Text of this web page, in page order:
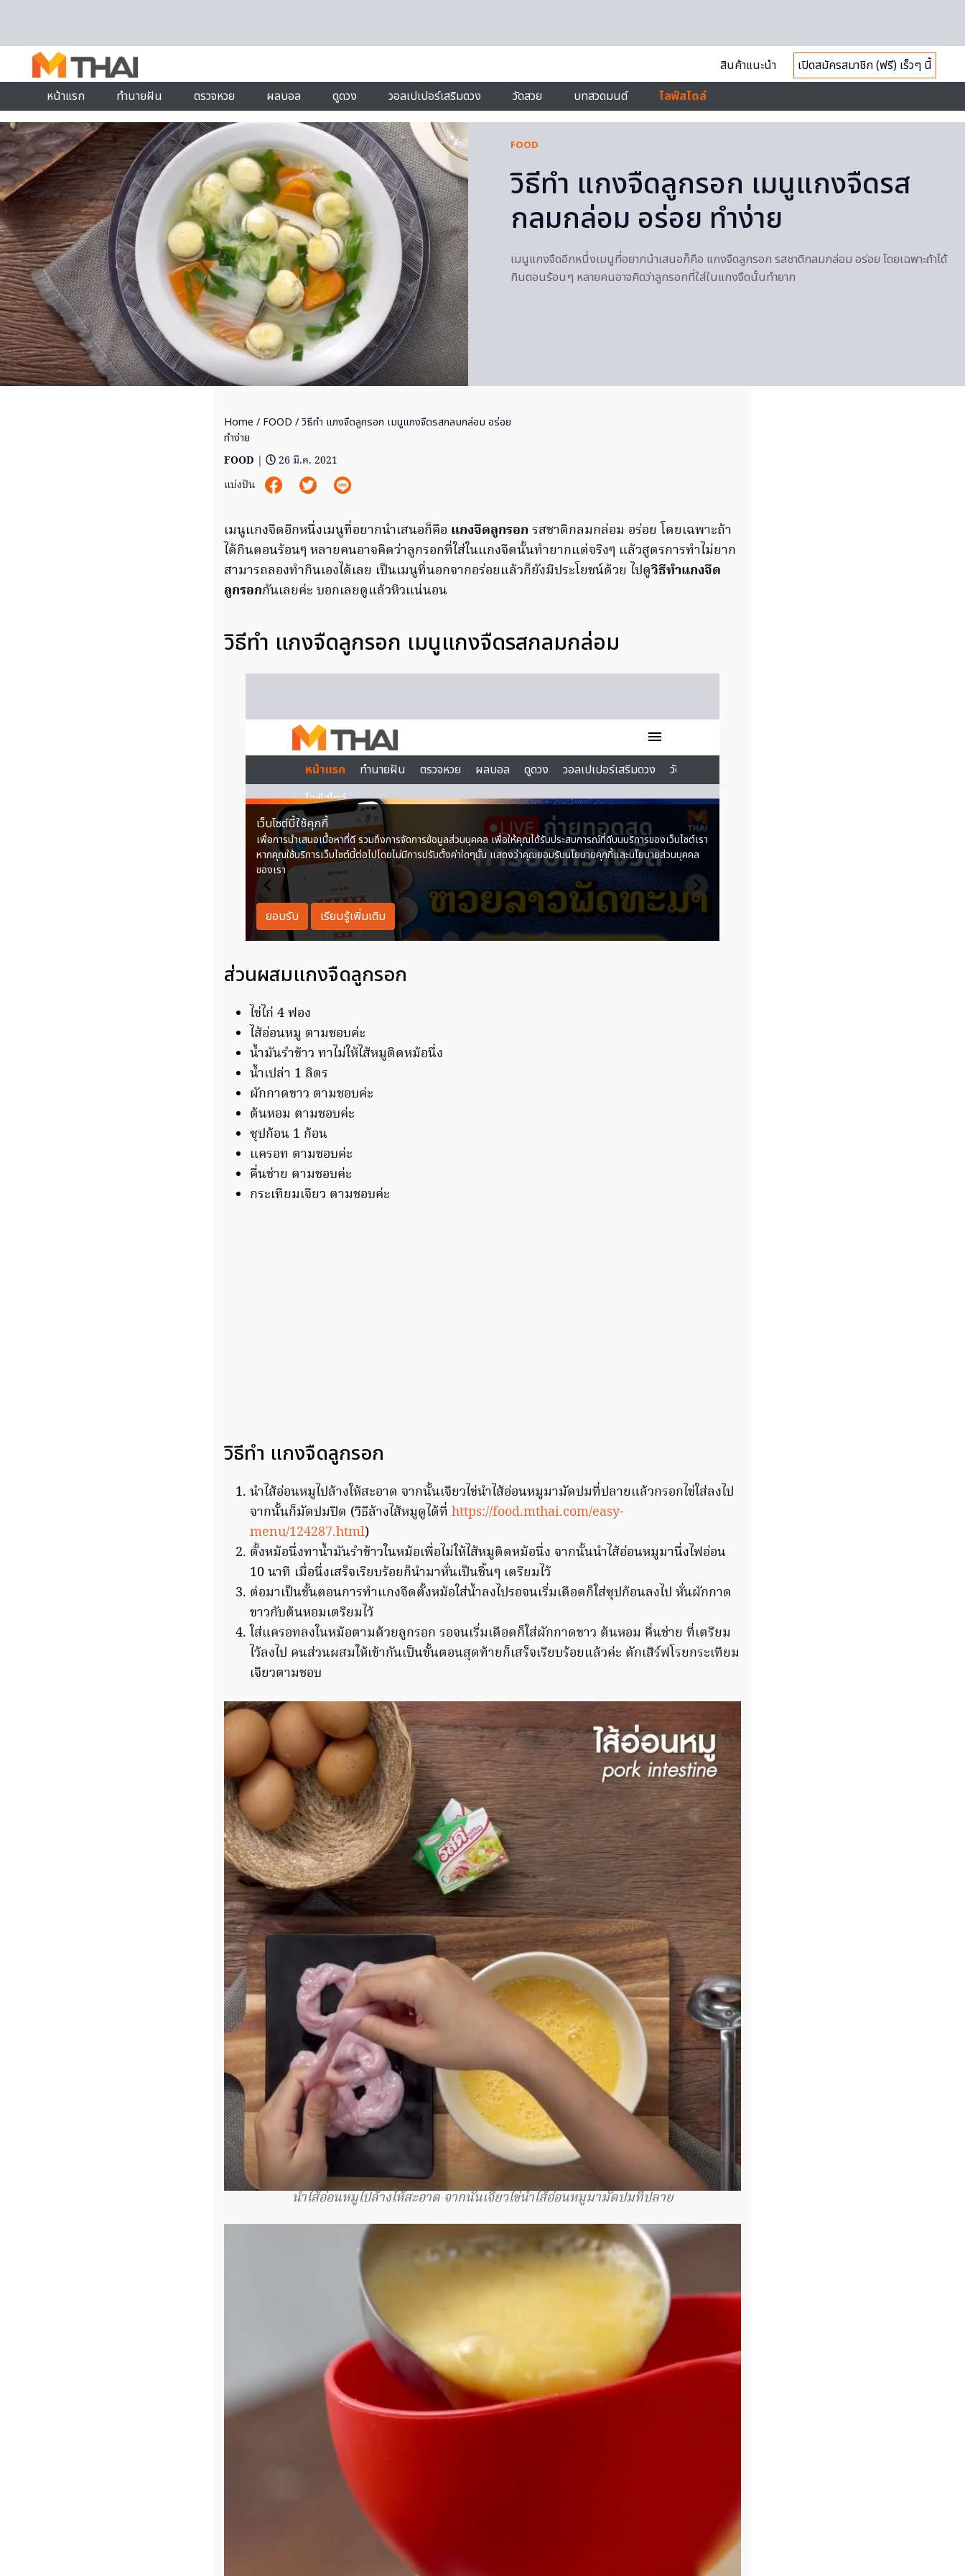
สินค้าแนะนำ
เปิดสมัครสมาชิก (ฟรี) เร็วๆ นี้
หน้าแรก
ทำนายฝัน ตรวจหวย ผลบอล ดูดวง วอลเปเปอร์เสริมดวง วัดสวย บทสวดมนต์ ไลฟ์สไตล์
FOOD
วิธีทำ แกงจืดลูกรอก เมนูแกงจืดรส
กลมกล่อม อร่อย ทำง่าย
เมนูแกงจืดอีกหนึ่งเมนูที่อยากนำเสนอก็คือ แกงจืดลูกรอก รสชาติกลมกล่อม อร่อย โดยเฉพาะถ้าได้
กินตอนร้อนๆ หลายคนอาจคิดว่าลูกรอกที่ใส่ในแกงจืดนั้นทำยาก
Home / FOOD / วิธีทำ แกงจืดลูกรอก เมนูแกงจืดรสกลมกล่อม อร่อย
ทำง่าย
FOOD |
26 มี.ค. 2021
แบ่งปัน
เมนูแกงจืดอีกหนึ่งเมนูที่อยากนำเสนอก็คือ แกงจืดลูกรอก รสชาติกลมกล่อม อร่อย โดยเฉพาะถ้า
ได้กินตอนร้อนๆ หลายคนอาจคิดว่าลูกรอกที่ใส่ในแกงจืดนั้นทำยากแต่จริงๆ แล้วสูตรการทำไม่ยาก
สามารถลองทำกินเองได้เลย เป็นเมนูที่นอกจากอร่อยแล้วก็ยังมีประโยชน์ด้วย ไปดูวิธีทำแกงจืด
ลูกรอกกันเลยค่ะ บอกเลยดูแล้วหิวแน่นอน
วิธีทำ แกงจืดลูกรอก เมนูแกงจืดรสกลมกล่อม
ส่วนผสมแกงจืดลูกรอก
ไข่ไก่ 4 ฟอง
ไส้อ่อนหมู ตามชอบค่ะ
น้ำมันรำข้าว ทาไม่ให้ไส้หมูติดหม้อนึ่ง
น้ำเปล่า 1 ลิตร
ผักกาดขาว ตามชอบค่ะ
ต้นหอม ตามชอบค่ะ
ซุปก้อน 1 ก้อน
แครอท ตามชอบค่ะ
คื่นช่าย ตามชอบค่ะ
กระเทียมเจียว ตามชอบค่ะ
วิธีทำ แกงจืดลูกรอก
นำไส้อ่อนหมูไปล้างให้สะอาด จากนั้นเจียวไข่นำไส้อ่อนหมูมามัดปมที่ปลายแล้วกรอกไข่ใส่ลงไป
จากนั้นก็มัดปมปิด (วิธีล้างไส้หมูดูได้ที่ https://food.mthai.com/easy-
menu/124287.html)
ตั้งหม้อนึ่งทาน้ำมันรำข้าวในหม้อเพื่อไม่ให้ไส้หมูติดหม้อนึ่ง จากนั้นนำไส้อ่อนหมูมานึ่งไฟอ่อน
10 นาที เมื่อนึ่งเสร็จเรียบร้อยก็นำมาหั่นเป็นชิ้นๆ เตรียมไว้
ต่อมาเป็นขั้นตอนการทำแกงจืดตั้งหม้อใส่น้ำลงไปรอจนเริ่มเดือดก็ใส่ซุปก้อนลงไป หั่นผักกาด
ขาวกับต้นหอมเตรียมไว้
ใส่แครอทลงในหม้อตามด้วยลูกรอก รอจนเริ่มเดือดก็ใส่ผักกาดขาว ต้นหอม คื่นช่าย ที่เตรียม
ไว้ลงไป คนส่วนผสมให้เข้ากันเป็นขั้นตอนสุดท้ายก็เสร็จเรียบร้อยแล้วค่ะ ตักเสิร์ฟโรยกระเทียม
เจียวตามชอบ
นำไส้อ่อนหมูไปล้างให้สะอาด จากนั้นเจียวไข่นำไส้อ่อนหมูมามัดปมที่ปลาย